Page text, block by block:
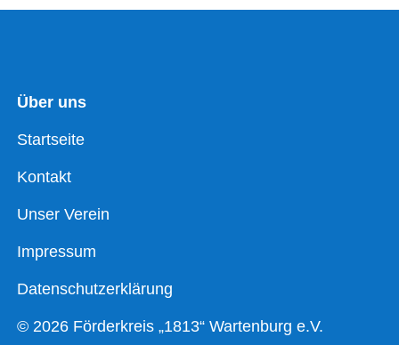
Über uns
Startseite
Kontakt
Unser Verein
Impressum
Datenschutzerklärung
© 2026 Förderkreis „1813“ Wartenburg e.V.